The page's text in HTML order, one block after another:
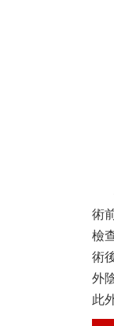
術
檢
術
外
此